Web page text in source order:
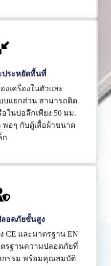
ประหยัดพื้นที่
งเครื่องในตัวและ
บแยกส่วน สามารถติด
ในบ่อลึกเพียง 50 มม.
อๆ กับตู้เสื้อผ้าขนาด
ก
อดภัยขั้นสูง
CE และมาตรฐาน EN
ตรฐานความปลอดภัยที่
กรรม พร้อมคุณสมบัติ